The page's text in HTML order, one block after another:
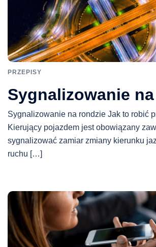
PRZEPISY
Sygnalizowanie
Sygnalizowanie na rondzie Jak to robić
Kierujący pojazdem jest obowiązany
sygnalizować zamiar zmiany kierunku
ruchu […]